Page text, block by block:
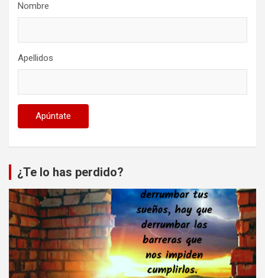
Nombre
Apellidos
¿Te lo has perdido?